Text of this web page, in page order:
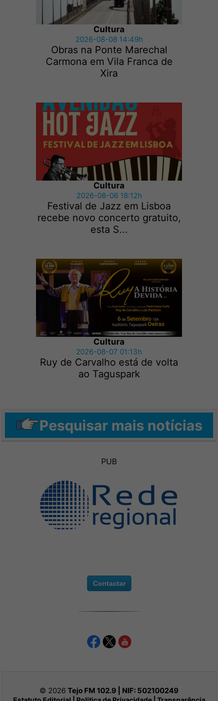
Cultura
2026-08-08 14:49h
Obras na Ponte Marechal
Carmona em Vila Franca de
Xira
Cultura
2026-08-06 18:12h
Festival de Jazz em Lisboa
recebe novo concerto gratuito,
esta S...
Cultura
2026-08-07 01:13h
Ruy de Carvalho está de volta
ao Taguspark
Pesquisar mais notícias
PUB
Contactar
© 2026 Tejo FM 102.9 | NIF: 502100249